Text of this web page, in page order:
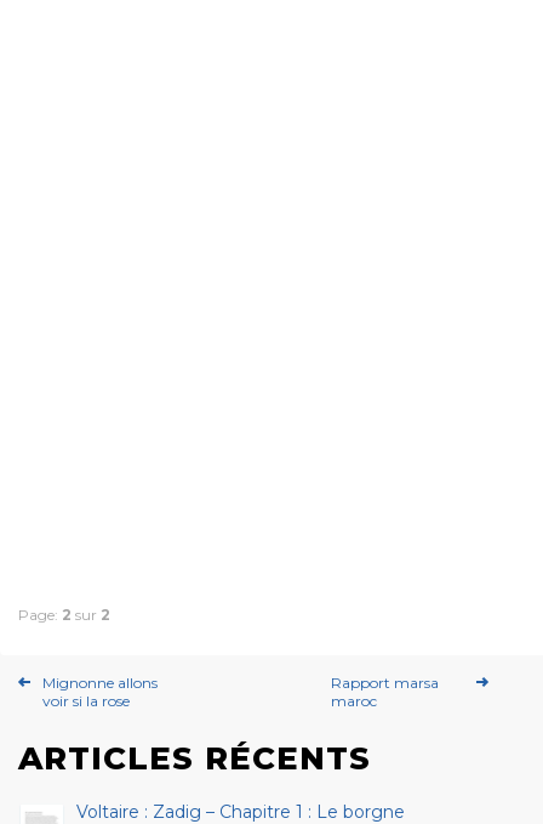
Page: 2 sur 2
Mignonne allons
voir si la rose
Rapport marsa
maroc
ARTICLES RÉCENTS
Voltaire : Zadig – Chapitre 1 : Le borgne